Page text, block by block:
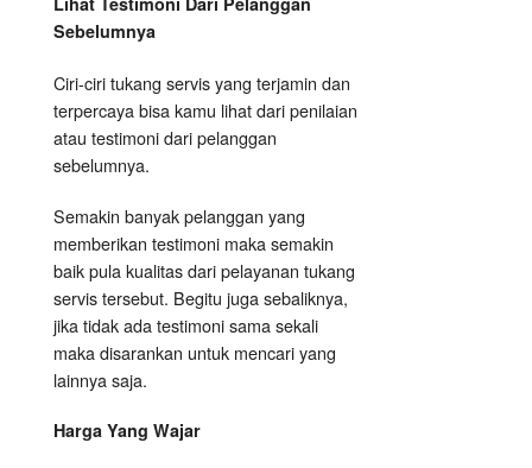
Sebelumnya
Ciri-ciri tukang servis yang terjamin dan
terpercaya bisa kamu lihat dari penilaian
atau testimoni dari pelanggan
sebelumnya.
Semakin banyak pelanggan yang
memberikan testimoni maka semakin
baik pula kualitas dari pelayanan tukang
servis tersebut. Begitu juga sebaliknya,
jika tidak ada testimoni sama sekali
maka disarankan untuk mencari yang
lainnya saja.
Harga Yang Wajar